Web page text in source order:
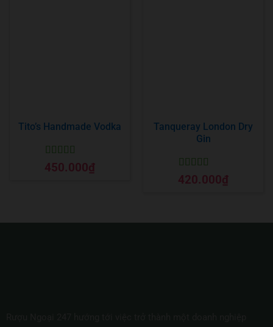
Tito’s Handmade Vodka
Được xếp
hạng55 sao
450.000₫
Tanqueray London Dry
Gin
Được xếp
hạng55 sao
420.000₫